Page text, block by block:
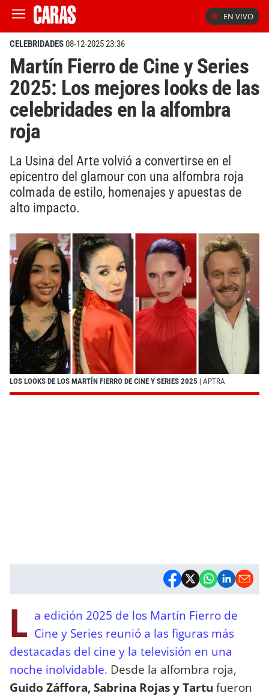
EN VIVO
CELEBRIDADES08-12-2025 23:36
Martín Fierro de Cine y Series
2025: Los mejores looks de las
celebridades en la alfombra
roja
La Usina del Arte volvió a convertirse en el
epicentro del glamour con una alfombra roja
colmada de estilo, homenajes y apuestas de
alto impacto.
LOS LOOKS DE LOS MARTÍN FIERRO DE CINE Y SERIES 2025 | APTRA
L a edición 2025 de los Martín Fierro de
Cine y Series reunió a las figuras más
destacadas del cine y la televisión en una
noche inolvidable. Desde la alfombra roja,
Guido Záffora, Sabrina Rojas y Tartu fueron